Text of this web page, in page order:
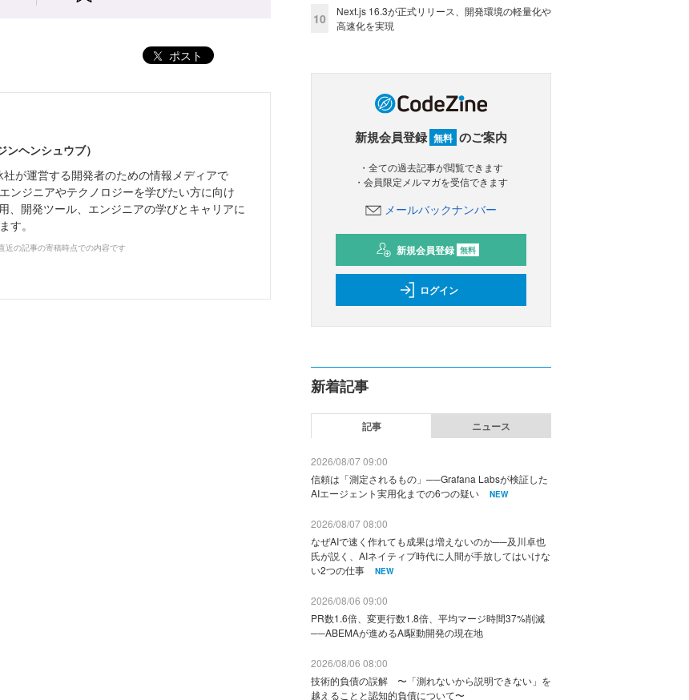
ポスト
ヘンシュウブ）
が運営する開発者のための情報メディアで
ンジニアやテクノロジーを学びたい方に向け
、開発ツール、エンジニアの学びとキャリアに
す。
近の記事の寄稿時点での内容です
10
Next.js 16.3が正式リリース、開発環境の軽量化や
高速化を実現
新規会員登録 無料 のご案内
・全ての過去記事が閲覧できます
・会員限定メルマガを受信できます
メールバックナンバー
新規会員登録 無料
ログイン
新着記事
記事 ニュース
2026/08/07 09:00
信頼は「測定されるもの」──Grafana Labsが検証した
AIエージェント実用化までの6つの疑い
NEW
2026/08/07 08:00
なぜAIで速く作れても成果は増えないのか──及川卓也
氏が説く、AIネイティブ時代に人間が手放してはいけな
い2つの仕事
NEW
2026/08/06 09:00
PR数1.6倍、変更行数1.8倍、平均マージ時間37%削減
──ABEMAが進めるAI駆動開発の現在地
2026/08/06 08:00
技術的負債の誤解 〜「測れないから説明できない」を
越えることと認知的負債について〜